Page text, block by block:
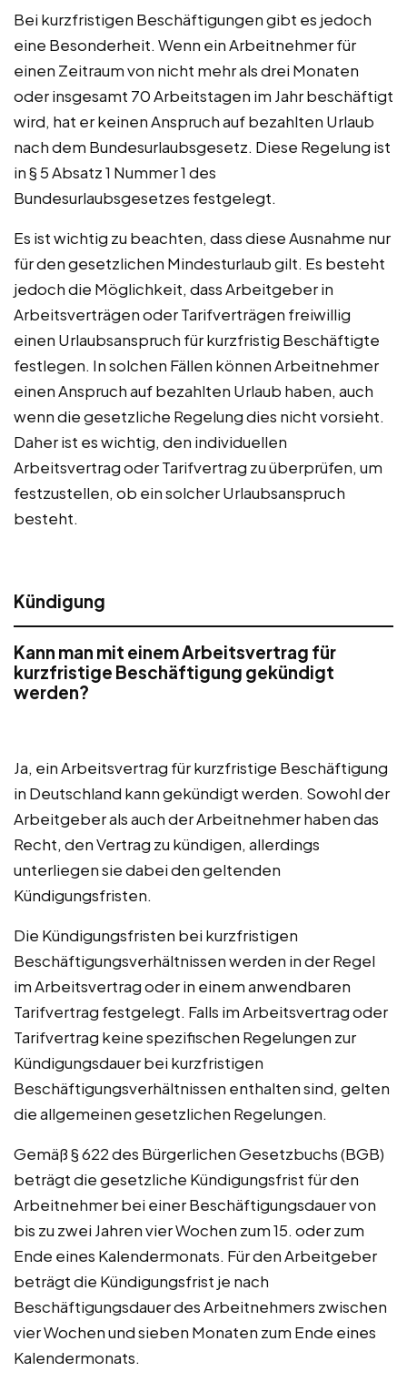
Bei kurzfristigen Beschäftigungen gibt es jedoch
eine Besonderheit. Wenn ein Arbeitnehmer für
einen Zeitraum von nicht mehr als drei Monaten
oder insgesamt 70 Arbeitstagen im Jahr beschäftigt
wird, hat er keinen Anspruch auf bezahlten Urlaub
nach dem Bundesurlaubsgesetz. Diese Regelung ist
in § 5 Absatz 1 Nummer 1 des
Bundesurlaubsgesetzes festgelegt.
Es ist wichtig zu beachten, dass diese Ausnahme nur
für den gesetzlichen Mindesturlaub gilt. Es besteht
jedoch die Möglichkeit, dass Arbeitgeber in
Arbeitsverträgen oder Tarifverträgen freiwillig
einen Urlaubsanspruch für kurzfristig Beschäftigte
festlegen. In solchen Fällen können Arbeitnehmer
einen Anspruch auf bezahlten Urlaub haben, auch
wenn die gesetzliche Regelung dies nicht vorsieht.
Daher ist es wichtig, den individuellen
Arbeitsvertrag oder Tarifvertrag zu überprüfen, um
festzustellen, ob ein solcher Urlaubsanspruch
besteht.
Kündigung
Kann man mit einem Arbeitsvertrag für
kurzfristige Beschäftigung gekündigt
werden?
Ja, ein Arbeitsvertrag für kurzfristige Beschäftigung
in Deutschland kann gekündigt werden. Sowohl der
Arbeitgeber als auch der Arbeitnehmer haben das
Recht, den Vertrag zu kündigen, allerdings
unterliegen sie dabei den geltenden
Kündigungsfristen.
Die Kündigungsfristen bei kurzfristigen
Beschäftigungsverhältnissen werden in der Regel
im Arbeitsvertrag oder in einem anwendbaren
Tarifvertrag festgelegt. Falls im Arbeitsvertrag oder
Tarifvertrag keine spezifischen Regelungen zur
Kündigungsdauer bei kurzfristigen
Beschäftigungsverhältnissen enthalten sind, gelten
die allgemeinen gesetzlichen Regelungen.
Gemäß § 622 des Bürgerlichen Gesetzbuchs (BGB)
beträgt die gesetzliche Kündigungsfrist für den
Arbeitnehmer bei einer Beschäftigungsdauer von
bis zu zwei Jahren vier Wochen zum 15. oder zum
Ende eines Kalendermonats. Für den Arbeitgeber
beträgt die Kündigungsfrist je nach
Beschäftigungsdauer des Arbeitnehmers zwischen
vier Wochen und sieben Monaten zum Ende eines
Kalendermonats.